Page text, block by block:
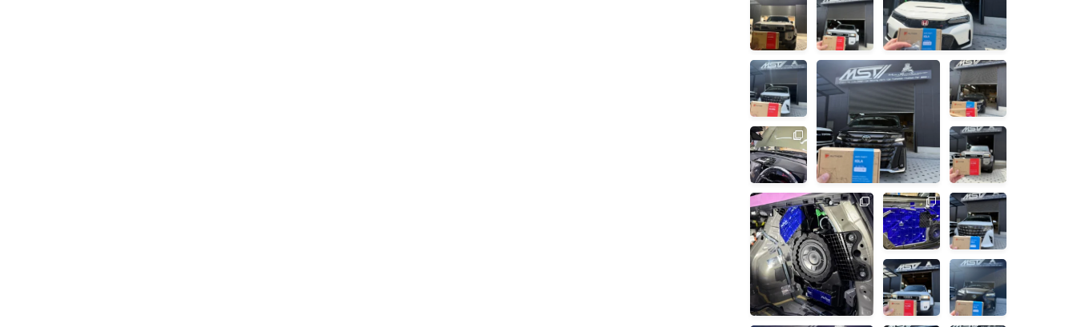
クルマの価
値を静かに
守る、とい
う考え方。
納車された
ばかりの、
ランドクル
ーザー
250。...
新しいクル
マとの時間
を、確かな
安心感と共
に。
...
見えない防
御と、確か
な警告。そ
の両立を一
台ごとに設
計します。
...
クルマ本来の使い勝手を損
なわない、静かな防御を。
使い勝手は
そのまま
に、防御力
を静かに引
き上げる。
...
フロントス
テージの表
現力は、ダ
ッシュボー
ドの設計で
決まりま
す。
...
注目される
一台だから
こそ、スマ
ートなセキ
ュリティ設
計を。
...
空間を犠牲にせず、音楽の
土台を静かに整える。
...
前席だけで
なく、すべ
ての席で音
楽の質感を
共有すると
いうこと。
...
新型アルフ
ァードのご
入庫で
す。...
話題の新型
車、ランド
クルーザー
250がご入
庫です！✨
...
レクサスRX
へのカーセ
キュリティ
施工をご依
頼いただき
ました！✨